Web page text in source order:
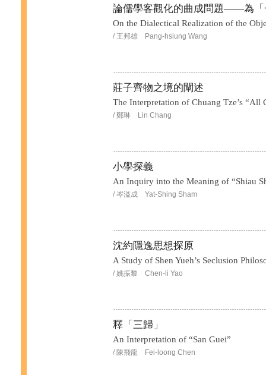
論儒學客觀化的曲成問題——為「
On the Dialectical Realization of the
/ 王邦雄 Pang-hsiung Wang
莊子齊物之境的闡述
The Interpretation of Chuang Tze’s “All
/ 鄭琳 Lin Chang
小學探義
An Inquiry into the Meaning of “Shiau
/ 岑溢成 Yat-Shing Sham
沈約隱逸思想探原
A Study of Shen Yueh’s Seclusion
/ 姚振黎 Chen-li Yao
釋「三歸」
An Interpretation of “San Guei”
/ 陳飛龍 Fei-loong Chen